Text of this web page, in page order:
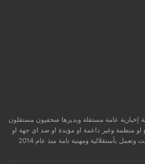
إخبارية عامة مستقلة ويديرها صحفيون مستقلون
او منظمة وغير داعمة او مؤيدة او ضد اي جهة او
بأستقلالية ومهنية تامة منذ عام 2014